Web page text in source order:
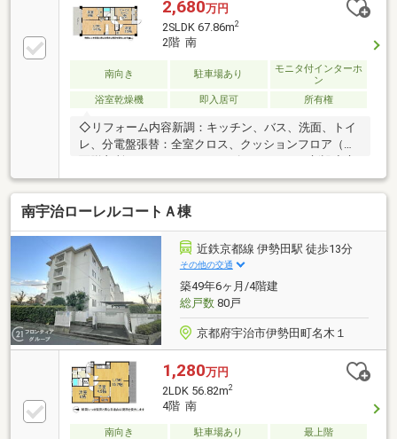
2,680万円
2SLDK 67.86m2
2階 南
南向き 駐車場あり
モニタ付インターホ
ン
浴室乾燥機
即入居可 所有権
◇リフォーム内容新調：キッチン、バス、洗面、トイ
レ、分電盤張替：全室クロス、クッションフロア（洗
地・宇治市立神明小学校まで徒歩約9分・宇治市立西
宇治中学校まで徒歩約17分◆◇弊社が選ばれる理由
◆◇１．お金の扱い方のプロ、ファイナンシャルプラ
ンナーが資金計画をサポート！２．買い替えなどにも
対応できる売却専門チームあり！３．たくさんの銀行
と繋がりがあるため、最も低金利になるように審査が
可能！弊社は専門家同士が連携をとっているため、よ
り多くの知見がございます。お気軽にお問合せくださ
い！
南宇治ローレルコートＡ棟
近鉄京都線 伊勢田駅 徒歩13分
その他の交通
築49年6ヶ月/4階建
総戸数80戸
京都府宇治市伊勢田町名木１
1,280万円
2LDK 56.82m2
4階 南
南向き 駐車場あり
最上階